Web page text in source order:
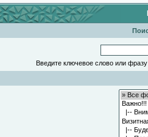
Введите ключевое слово или